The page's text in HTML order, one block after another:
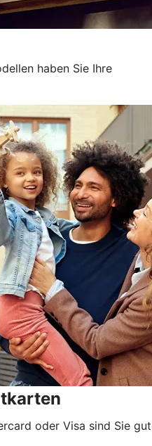
haben Sie Ihre
oder Visa sind Sie gut